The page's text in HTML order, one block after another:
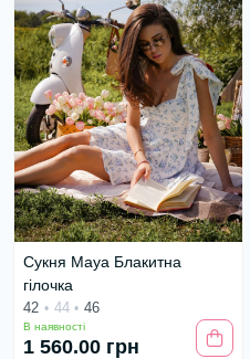
Сукня Maya Блакитна
гілочка
42 44 46
В наявності
1 560.00 грн